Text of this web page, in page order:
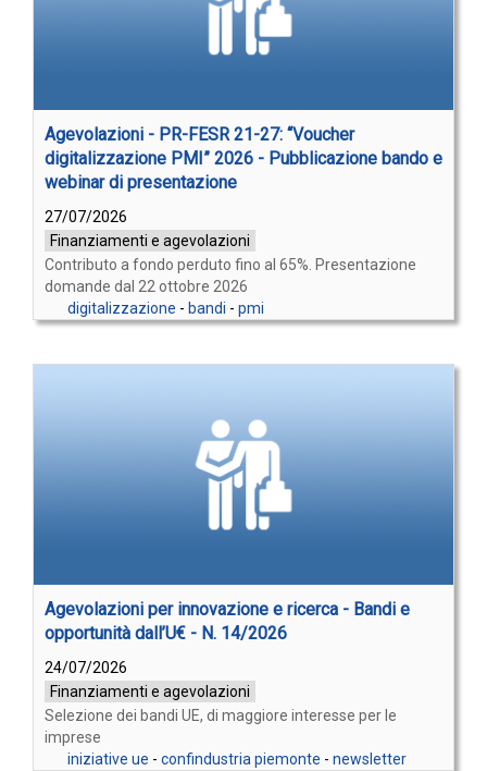
Agevolazioni - PR-FESR 21-27: “Voucher
digitalizzazione PMI” 2026 - Pubblicazione bando e
webinar di presentazione
27/07/2026
Finanziamenti e agevolazioni
Contributo a fondo perduto fino al 65%. Presentazione
domande dal 22 ottobre 2026
digitalizzazione - bandi - pmi
Agevolazioni per innovazione e ricerca - Bandi e
opportunità dall’U€ - N. 14/2026
24/07/2026
Finanziamenti e agevolazioni
Selezione dei bandi UE, di maggiore interesse per le
imprese
iniziative ue - confindustria piemonte - newsletter